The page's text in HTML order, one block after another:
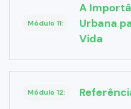
Módulo 11:
A
Urbana
Vida
Módulo 12: